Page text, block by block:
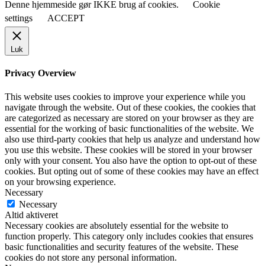
Denne hjemmeside gør IKKE brug af cookies.
Cookie
settings
ACCEPT
Luk
Privacy Overview
This website uses cookies to improve your experience while you
navigate through the website. Out of these cookies, the cookies that
are categorized as necessary are stored on your browser as they are
essential for the working of basic functionalities of the website. We
also use third-party cookies that help us analyze and understand how
you use this website. These cookies will be stored in your browser
only with your consent. You also have the option to opt-out of these
cookies. But opting out of some of these cookies may have an effect
on your browsing experience.
Necessary
Necessary
Altid aktiveret
Necessary cookies are absolutely essential for the website to
function properly. This category only includes cookies that ensures
basic functionalities and security features of the website. These
cookies do not store any personal information.